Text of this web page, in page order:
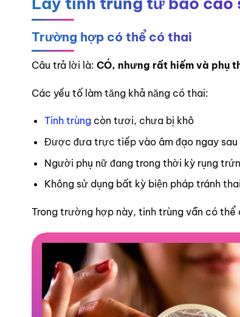
Trường hợp có thể có thai
Câu trả lời là: CÓ, nhưng rất hiếm và phụ
Các yếu tố làm tăng khả năng có thai:
Tinh trùngcòn tươi, chưa bị khô
Được đưa trực tiếp vào âm đạo ngay sau
Người phụ nữ đang trong thời kỳ rụng
Không sử dụng bất kỳ biện pháp tránh
Trong trường hợp này, tinh trùng vẫn có